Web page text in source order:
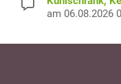
am 06.08.2026